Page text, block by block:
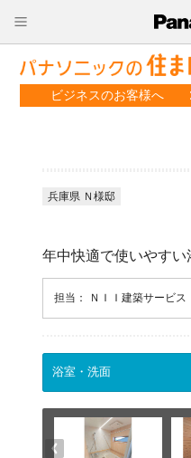
ビジネスのお客様へ
兵庫県 Ｎ様邸
年中快適で使いやすい
担当： ＮＩＩ建築サービス